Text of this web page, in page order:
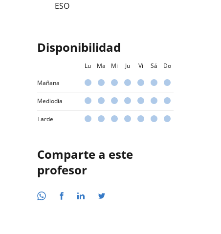
ESO
Disponibilidad
Lu Ma Mi Ju Vi Sá Do
Mañana
Mediodía
Tarde
Comparte a este
profesor